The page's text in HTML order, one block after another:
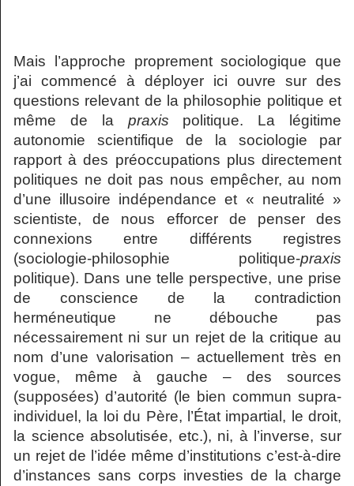
Mais l’approche proprement sociologique que
j’ai commencé à déployer ici ouvre sur des
questions relevant de la philosophie politique et
même de la praxis politique. La légitime
autonomie scientifique de la sociologie par
rapport à des préoccupations plus directement
politiques ne doit pas nous empêcher, au nom
d’une illusoire indépendance et « neutralité »
scientiste, de nous efforcer de penser des
connexions entre différents registres
(sociologie-philosophie politique-praxis
politique). Dans une telle perspective, une prise
de conscience de la contradiction
herméneutique ne débouche pas
nécessairement ni sur un rejet de la critique au
nom d’une valorisation – actuellement très en
vogue, même à gauche – des sources
(supposées) d’autorité (le bien commun supra-
individuel, la loi du Père, l’État impartial, le droit,
la science absolutisée, etc.), ni, à l’inverse, sur
un rejet de l’idée même d’institutions c’est-à-dire
d’instances sans corps investies de la charge